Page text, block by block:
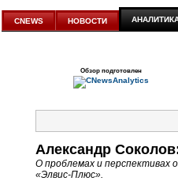
аналитике
CNEWS НОВОСТИ
Обзор подготовлен
Александр
О проблемах и перспективах
«Элвис-Плюс».